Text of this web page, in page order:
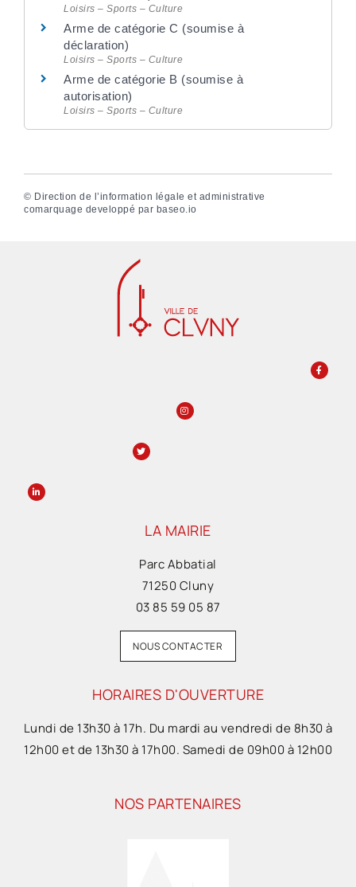
Loisirs – Sports – Culture
Arme de catégorie C (soumise à
déclaration)
Loisirs – Sports – Culture
Arme de catégorie B (soumise à
autorisation)
Loisirs – Sports – Culture
© Direction de l’information légale et administrative
comarquage developpé par baseo.io
LA MAIRIE
Parc Abbatial
71250 Cluny
03 85 59 05 87
NOUS CONTACTER
HORAIRES D'OUVERTURE
Lundi de 13h30 à 17h. Du mardi au vendredi de 8h30 à
12h00 et de 13h30 à 17h00. Samedi de 09h00 à 12h00
NOS PARTENAIRES